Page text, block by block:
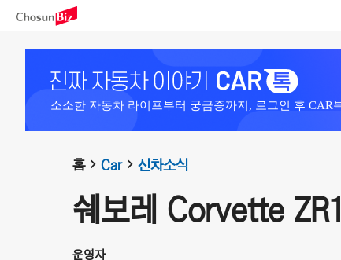
소소한 자동차 라이프부터 궁금증까지, 로그인 후 CAR
홈 Car 신차소식
쉐보레 Corvette ZR1
운영자